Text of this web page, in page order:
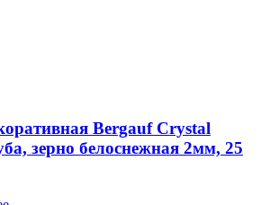
Bergauf Crystal
зерно белоснежная 2мм, 25